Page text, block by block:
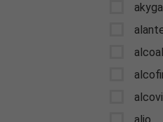
akyga